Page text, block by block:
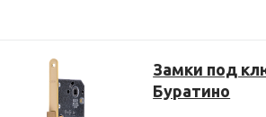
Замки под
Буратино